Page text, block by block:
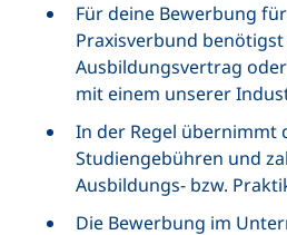
Für deine Bewerbung
Praxisverbund
Ausbildungsvertrag
mit einem unserer
In der Regel übernimmt
Studiengebühren und
Ausbildungs- bzw.
Die Bewerbung im